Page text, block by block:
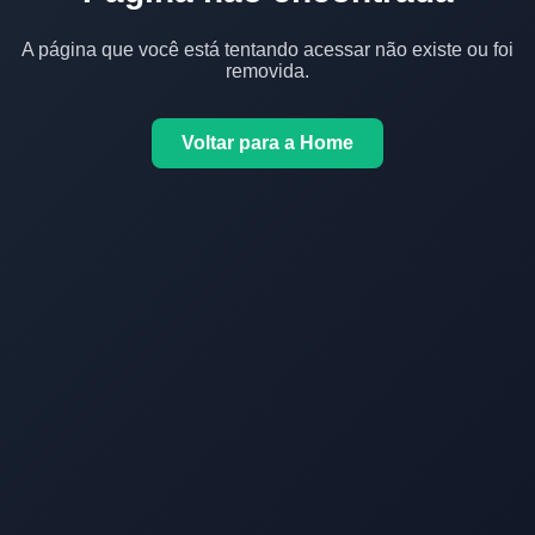
A página que você está tentando acessar não existe ou foi
removida.
Voltar para a Home